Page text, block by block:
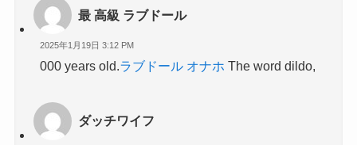
最 高級 ラブドール
2025年1月19日 3:12 PM
000 years old.ラブドール オナホ The word dildo,
ダッチワイフ